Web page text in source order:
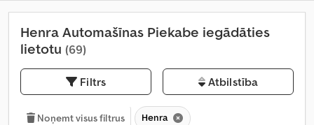
Henra Automašīnas Piekabe iegādāties
lietotu (69)
Filtrs Atbilstība
Noņemt visus filtrus Henra